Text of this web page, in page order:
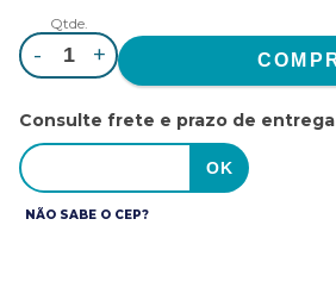
Qtde.
- +
Consulte frete e prazo de entrega
NÃO SABE O CEP?